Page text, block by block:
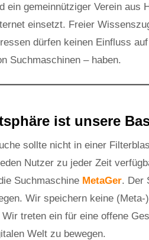
ein gemeinnütziger Verein aus
einsetzt. Freier
dürfen keinen Einfluss
Suchmaschinen – haben.
ist unsere
sollte nicht in einer
Nutzer zu jeder Zeit
Suchmaschine MetaGer. Der
Wir speichern keine
treten ein für eine offene
Welt zu bewegen.